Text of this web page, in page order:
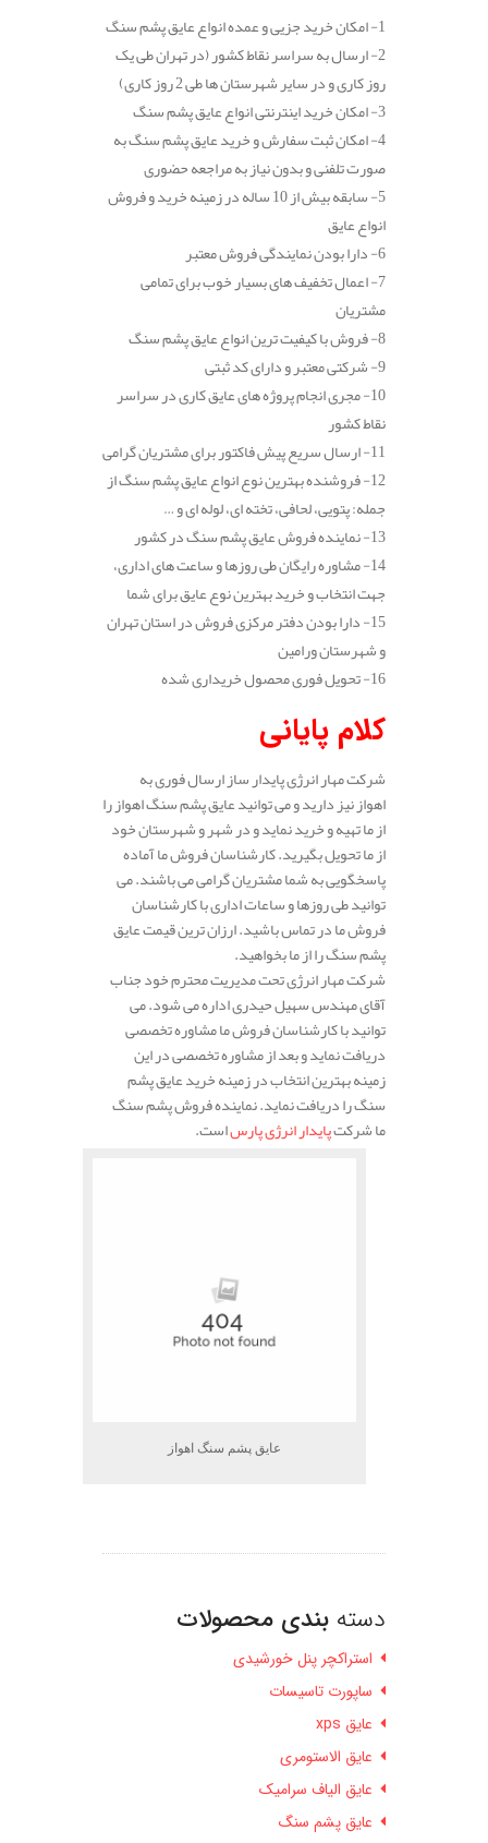
1- امکان خرید جزیی و عمده انواع عایق پشم سنگ
2- ارسال به سراسر نقاط کشور (در تهران طی یک
روز کاری و در سایر شهرستان ها طی 2 روز کاری)
3- امکان خرید اینترنتی انواع عایق پشم سنگ
4- امکان ثبت سفارش و خرید عایق پشم سنگ به
صورت تلفنی و بدون نیاز به مراجعه حضوری
5- سابقه بیش از 10 ساله در زمینه خرید و فروش
انواع عایق
6- دارا بودن نمایندگی فروش معتبر
7- اعمال تخفیف های بسیار خوب برای تمامی
مشتریان
8- فروش با کیفیت ترین انواع عایق پشم سنگ
9- شرکتی معتبر و دارای کد ثبتی
10- مجری انجام پروژه های عایق کاری در سراسر
نقاط کشور
11- ارسال سریع پیش فاکتور برای مشتریان گرامی
12- فروشنده بهترین نوع انواع عایق پشم سنگ از
جمله: پتویی، لحافی، تخته ای، لوله ای و …
13- نماینده فروش عایق پشم سنگ در کشور
14- مشاوره رایگان طی روزها و ساعت های اداری،
جهت انتخاب و خرید بهترین نوع عایق برای شما
15- دارا بودن دفتر مرکزی فروش در استان تهران
و شهرستان ورامین
16- تحویل فوری محصول خریداری شده
کلام پایانی
شرکت مهار انرژی پایدار ساز ارسال فوری به
اهواز نیز دارید و می توانید عایق پشم سنگ اهواز را
از ما تهیه و خرید نماید و در شهر و شهرستان خود
از ما تحویل بگیرید. کارشناسان فروش ما آماده
پاسخگویی به شما مشتریان گرامی می باشند. می
توانید طی روزها و ساعات اداری با کارشناسان
فروش ما در تماس باشید. ارزان ترین قیمت عایق
پشم سنگ را از ما بخواهید.
شرکت مهار انرژی تحت مدیریت محترم خود جناب
آقای مهندس سهیل حیدری اداره می شود. می
توانید با کارشناسان فروش ما مشاوره تخصصی
دریافت نماید و بعد از مشاوره تخصصی در این
زمینه بهترین انتخاب در زمینه خرید عایق پشم
سنگ را دریافت نماید. نماینده فروش پشم سنگ
ما شرکتپایدار انرژی پارساست.
عایق پشم سنگ اهواز
دسته بندی محصولات
استراکچر پنل خورشیدی
ساپورت تاسیسات
عایق xps
عایق الاستومری
عایق الیاف سرامیک
عایق پشم سنگ